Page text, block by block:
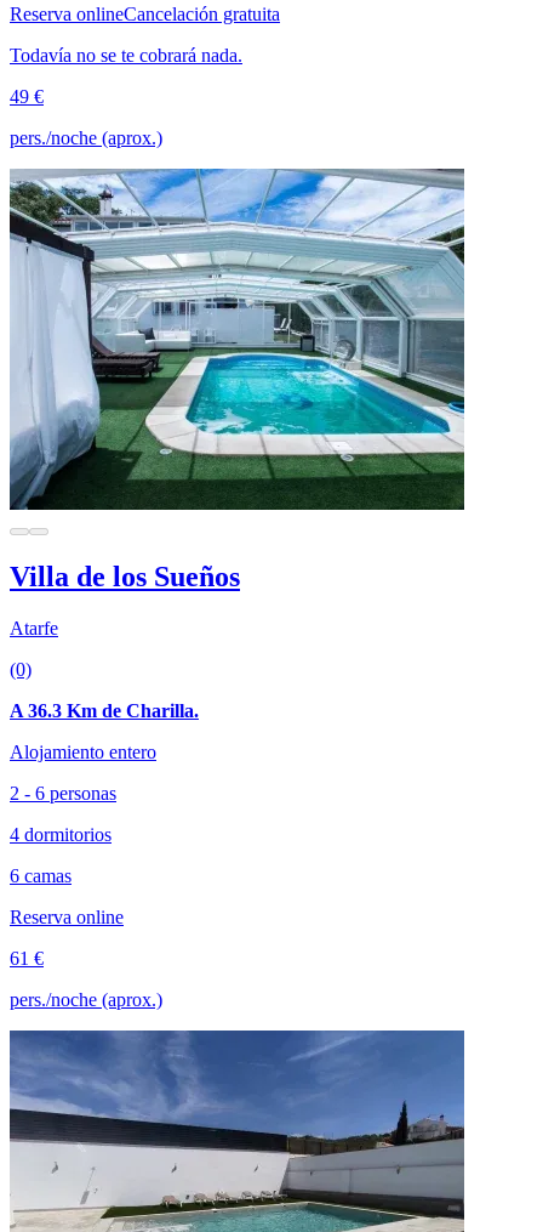
Reserva onlineCancelación gratuita
Todavía no se te cobrará nada.
49 €
pers./noche (aprox.)
Villa de los Sueños
Atarfe
(0)
A 36.3 Km de Charilla.
Alojamiento entero
2 - 6 personas
4 dormitorios
6 camas
Reserva online
61 €
pers./noche (aprox.)